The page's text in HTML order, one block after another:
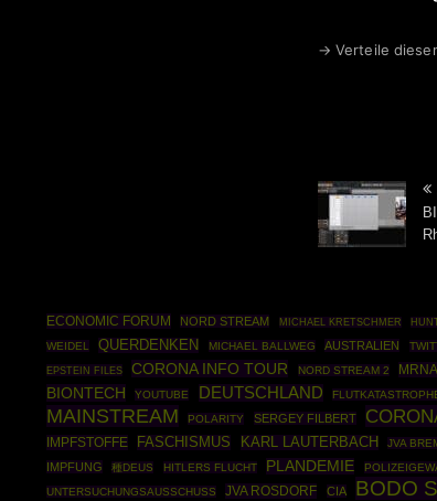
→ Verteile
ECONOMIC FORUM
NORD STREAM MICHAEL KRETSCHMER
WEIDEL
QUERDENKEN MICHAEL BALLWEG AUSTRALIEN
EPSTEIN FILES CORONA INFO TOUR NORD STREAM 2
BIONTECH YOUTUBE DEUTSCHLAND
MAINSTREAM
POLARITY SERGEY FILBERT
IMPFSTOFFE
FASCHISMUS KARL LAUTERBACH JVA
IMPFUNG
種DEUS HITLERS FLUCHT PLANDEMIE
UNTERSUCHUNGSAUSSCHUSS
JVA ROSDORF CIA BODO